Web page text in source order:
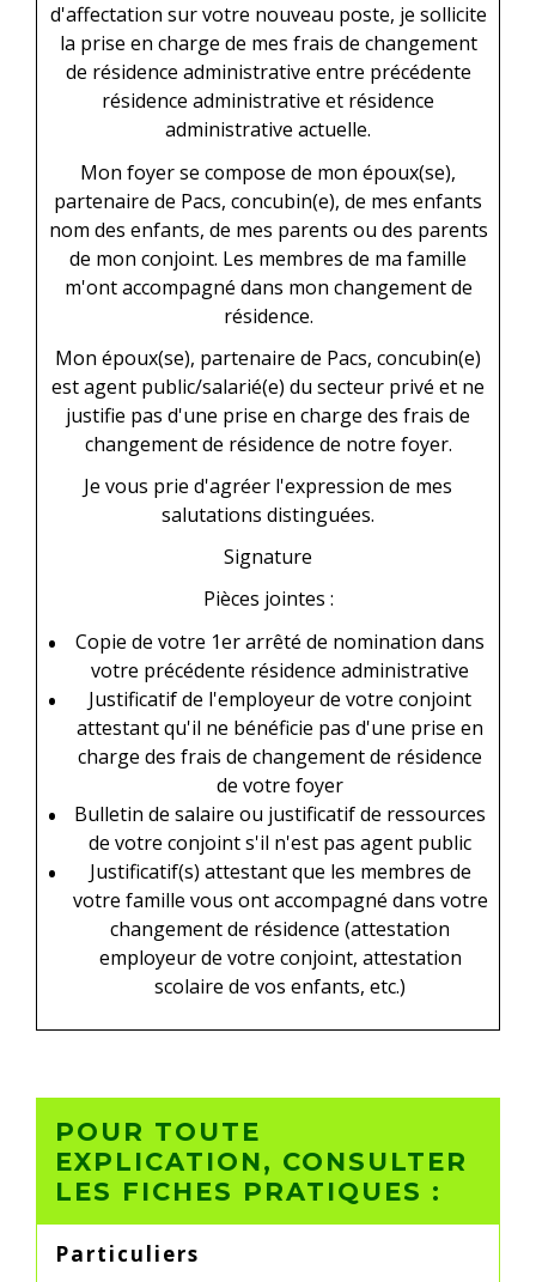
d'affectation sur votre nouveau poste, je sollicite
la prise en charge de mes frais de changement
de résidence administrative entre précédente
résidence administrative et résidence
administrative actuelle.
Mon foyer se compose de mon époux(se),
partenaire de Pacs, concubin(e), de mes enfants
nom des enfants, de mes parents ou des parents
de mon conjoint. Les membres de ma famille
m'ont accompagné dans mon changement de
résidence.
Mon époux(se), partenaire de Pacs, concubin(e)
estagent public/salarié(e) du secteur privé et ne
justifie pas d'une prise en charge des frais de
changement de résidence de notre foyer.
Je vous prie d'agréer l'expression de mes
salutations distinguées.
Signature
Pièces jointes :
Copie de votre 1erarrêté de nomination dans
votre précédente résidence administrative
Justificatif de l'employeur de votre conjoint
attestant qu'il ne bénéficie pas d'une prise en
charge des frais de changement de résidence
de votre foyer
Bulletin de salaire ou justificatif de ressources
de votre conjoint s'il n'est pas agent public
Justificatif(s) attestant que les membres de
votre famille vous ont accompagné dans votre
changement de résidence (attestation
employeur de votre conjoint, attestation
scolaire de vos enfants, etc.)
POUR TOUTE
EXPLICATION, CONSULTER
LES FICHES PRATIQUES :
Particuliers